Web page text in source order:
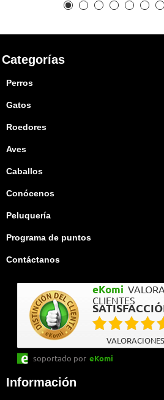
Categorías
Perros
Gatos
Roedores
Aves
Caballos
Conócenos
Peluquería
Programa de puntos
Contáctanos
eKomi
CLIENTES
VALORACIONES
soportado por eKomi
Información